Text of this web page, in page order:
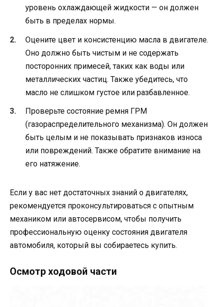
уровень охлаждающей жидкости — он должен
быть в пределах нормы.
Оцените цвет и консистенцию масла в двигателе.
Оно должно быть чистым и не содержать
посторонних примесей, таких как воды или
металлических частиц. Также убедитесь, что
масло не слишком густое или разбавленное.
Проверьте состояние ремня ГРМ
(газораспределительного механизма). Он должен
быть целым и не показывать признаков износа
или повреждений. Также обратите внимание на
его натяжение.
Если у вас нет достаточных знаний о двигателях,
рекомендуется проконсультироваться с опытным
механиком или автосервисом, чтобы получить
профессиональную оценку состояния двигателя
автомобиля, который вы собираетесь купить.
Осмотр ходовой части